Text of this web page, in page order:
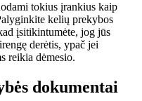
tokius įrankius kaip
kelių prekybos
įsitikintumėte, jog jūs
derėtis, ypač jei
reikia dėmesio.
dokumentai